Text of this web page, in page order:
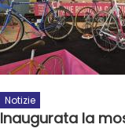
Notizie
Inaugurata la